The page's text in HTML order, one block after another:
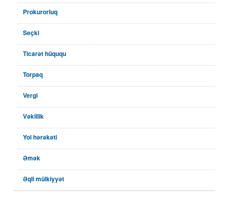
Prokurorluq
Seçki
Ticarət hüququ
Torpaq
Vergi
Vəkillik
Yol hərəkəti
Əmək
Əqli mülkiyyət